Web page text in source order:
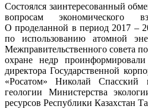
Состоялся заинтересованный
вопросам экономического
О проделанной в период 2017 –
по использованию атомной
Межправительственного совета
охране недр проинформировали
директора Государственной
«Росатом» Николай Спасский
геологии Министерства
ресурсов Республики Казахстан